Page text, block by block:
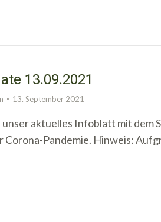
13.09.2021
13. September 2021
unser aktuelles Infoblatt mit dem
Corona-Pandemie. Hinweis: